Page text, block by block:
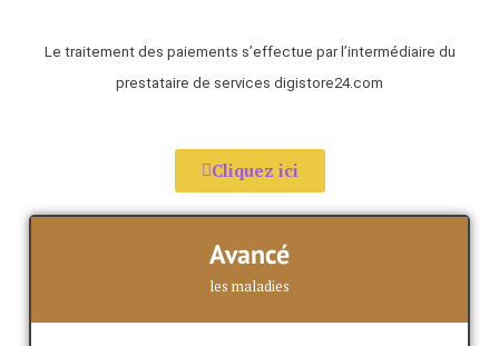
Le traitement des paiements s’effectue par l’intermédiaire du
prestataire de services digistore24.com
Cliquez ici
Avancé
les maladies